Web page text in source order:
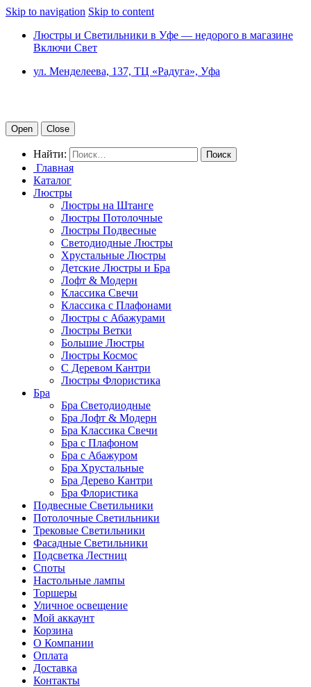
Skip to navigation Skip to content
Люстры и Светильники в Уфе — недорого в магазине
Включи Свет
ул. Менделеева, 137, ТЦ «Радуга», Уфа
Open Close
Найти:
Главная
Каталог
Люстры
Люстры на Штанге
Люстры Потолочные
Люстры Подвесные
Светодиодные Люстры
Хрустальные Люстры
Детские Люстры и Бра
Лофт & Модерн
Классика Свечи
Классика с Плафонами
Люстры с Абажурами
Люстры Ветки
Большие Люстры
Люстры Космос
С Деревом Кантри
Люстры Флористика
Бра
Бра Светодиодные
Бра Лофт & Модерн
Бра Классика Свечи
Бра с Плафоном
Бра с Абажуром
Бра Хрустальные
Бра Дерево Кантри
Бра Флористика
Подвесные Светильники
Потолочные Светильники
Трековые Светильники
Фасадные Светильники
Подсветка Лестниц
Споты
Настольные лампы
Торшеры
Уличное освещение
Мой аккаунт
Корзина
О Компании
Оплата
Доставка
Контакты